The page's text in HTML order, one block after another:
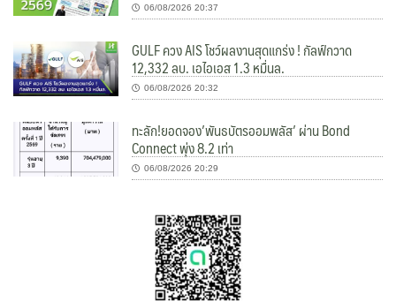
06/08/2026 20:37
GULF ควง AIS โชว์ผลงานสุดแกร่ง ! กัลฟ์กวาด
12,332 ลบ. เอไอเอส 1.3 หมื่นล.
06/08/2026 20:32
ทะลัก!ยอดจอง’พันธบัตรออมพลัส’ ผ่าน Bond
Connect พุ่ง 8.2 เท่า
06/08/2026 20:29